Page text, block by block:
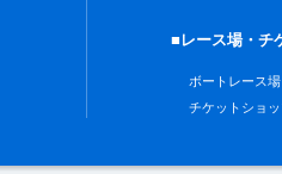
■レース場・チ
ボートレース場
チケットショ